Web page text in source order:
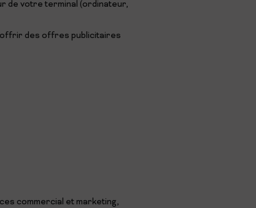
de votre terminal (ordinateur,
offrir des offres publicitaires
commercial et marketing,